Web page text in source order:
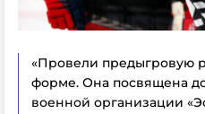
«Провели предыгровую
форме. Она посвящена
военной организации